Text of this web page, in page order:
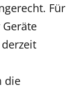
Für
die